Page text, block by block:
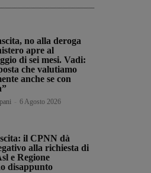
no alla deroga
apre al
di sei mesi. Vadi:
che valutiamo
anche se con
6 Agosto 2026
il CPNN dà
alla richiesta di
e Regione
disappunto